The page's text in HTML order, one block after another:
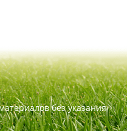
без указания